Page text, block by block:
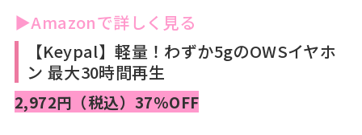
▶Amazonで詳しく見る
【Keypal】軽量！わずか5gのOWSイヤホ
ン 最大30時間再生
2,972円（税込）37％OFF